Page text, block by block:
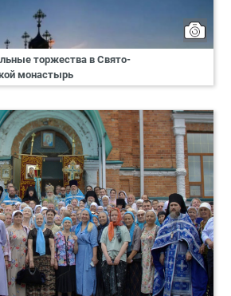
торжества в Свято-
монастырь